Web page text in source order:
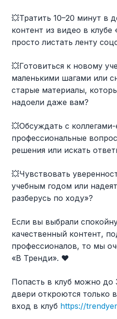
💥Тратить 10–20 минут в
контент из видео в клубе
просто листать ленту
💥Готовиться к новому
маленькими шагами или
старые материалы,
надоели даже вам?
💥Обсуждать с
профессиональные
решения или искать
💥Чувствовать
учебным годом или
разберусь по ходу»?
Если вы выбрали
качественный контент,
профессионалов, то мы
«В Тренди». ❤️
Попасть в клуб можно до
двери откроются только
вход в клуб https://